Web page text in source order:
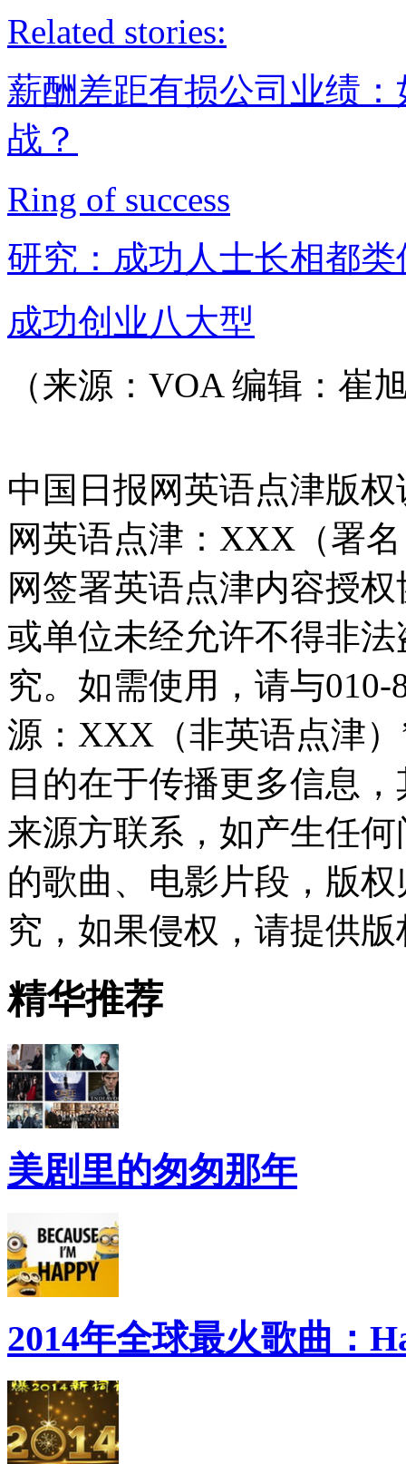
Related stories:
薪酬差距有损公司业绩
战？
Ring of success
研究：成功人士长相都类
成功创业八大型
（来源：VOA 编辑：崔
中国日报网英语点津版
网英语点津：XXX（署
网签署英语点津内容授
或单位未经允许不得非
究。如需使用，请与010-
源：XXX（非英语点津
目的在于传播更多信息
来源方联系，如产生任
的歌曲、电影片段，版
究，如果侵权，请提供
精华推荐
美剧里的匆匆那年
2014年全球最火歌曲：